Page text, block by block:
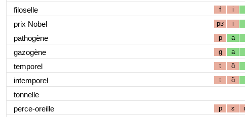
filoselle f i
prix Nobel pʁ i
pathogène p a
gazogène g a
temporel t ɑ̃
intemporel t ɑ̃
tonnelle
perce-oreille p ɛ